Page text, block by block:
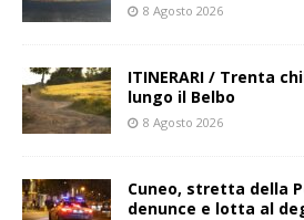
8 Agosto 2026
ITINERARI / Trenta
lungo il Belbo
8 Agosto 2026
Cuneo, stretta della
denunce e lotta al